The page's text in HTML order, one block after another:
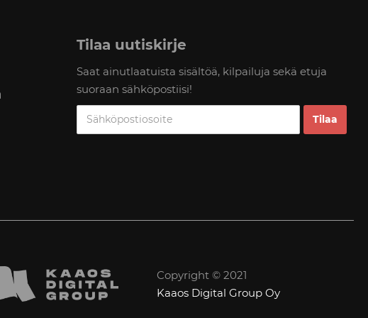
Tilaa uutiskirje
Saat ainutlaatuista sisältöä, kilpailuja sekä etuja
suoraan sähköpostiisi!
Copyright © 2021
Kaaos Digital Group Oy